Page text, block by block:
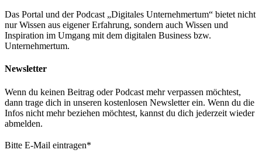
Das Portal und der Podcast „Digitales Unternehmertum“ bietet nicht
nur Wissen aus eigener Erfahrung, sondern auch Wissen und
Inspiration im Umgang mit dem digitalen Business bzw.
Unternehmertum.
Newsletter
Wenn du keinen Beitrag oder Podcast mehr verpassen möchtest,
dann trage dich in unseren kostenlosen Newsletter ein. Wenn du die
Infos nicht mehr beziehen möchtest, kannst du dich jederzeit wieder
abmelden.
Bitte E-Mail eintragen*